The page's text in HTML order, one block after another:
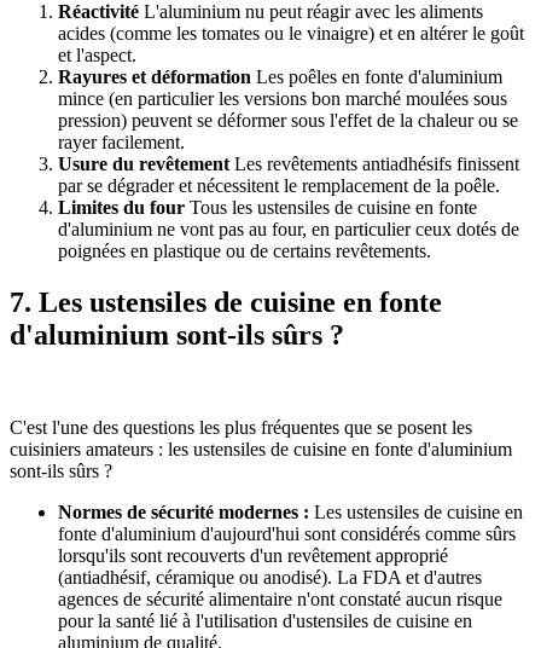
Réactivité L'aluminium nu peut réagir avec les aliments
acides (comme les tomates ou le vinaigre) et en altérer le goût
et l'aspect.
Rayures et déformation Les poêles en fonte d'aluminium
mince (en particulier les versions bon marché moulées sous
pression) peuvent se déformer sous l'effet de la chaleur ou se
rayer facilement.
Usure du revêtement Les revêtements antiadhésifs finissent
par se dégrader et nécessitent le remplacement de la poêle.
Limites du four Tous les ustensiles de cuisine en fonte
d'aluminium ne vont pas au four, en particulier ceux dotés de
poignées en plastique ou de certains revêtements.
7. Les ustensiles de cuisine en fonte
d'aluminium sont-ils sûrs ?
C'est l'une des questions les plus fréquentes que se posent les
cuisiniers amateurs : les ustensiles de cuisine en fonte d'aluminium
sont-ils sûrs ?
Normes de sécurité modernes : Les ustensiles de cuisine en
fonte d'aluminium d'aujourd'hui sont considérés comme sûrs
lorsqu'ils sont recouverts d'un revêtement approprié
(antiadhésif, céramique ou anodisé). La FDA et d'autres
agences de sécurité alimentaire n'ont constaté aucun risque
pour la santé lié à l'utilisation d'ustensiles de cuisine en
aluminium de qualité.